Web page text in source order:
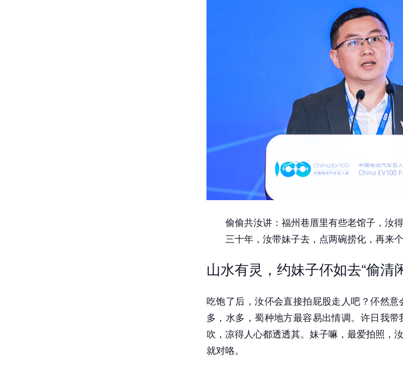
偷偷共汝讲：福州巷厝里有些老馆子，汝
三十年，汝带妹子去，点两碗捞化，再来个
山水有灵，约妹子伓如去“偷清
吃饱了后，汝伓会直接拍屁股走人吧？伓然
多，水多，蜀种地方最容易出情调。许日我
吹，凉得人心都透透其。妹子嘛，最爱拍照，
就对咯。